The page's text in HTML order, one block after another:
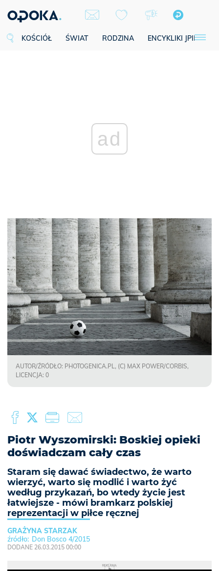
KOŚCIÓŁ ŚWIAT RODZINA ENCYKLIKI JPII
ad
AUTOR/ŹRÓDŁO: PHOTOGENICA.PL, (C) MAX POWER/CORBIS,
LICENCJA: 0
Piotr Wyszomirski: Boskiej opieki
doświadczam cały czas
Staram się dawać świadectwo, że warto
wierzyć, warto się modlić i warto żyć
według przykazań, bo wtedy życie jest
łatwiejsze - mówi bramkarz polskiej
reprezentacji w piłce ręcznej
GRAŻYNA STARZAK
Don Bosco 4/2015
DODANE 26.03.2015 00:00
REKLAMA